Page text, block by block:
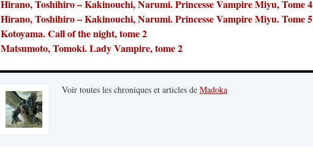
Hirano, Toshihiro – Kakinouchi, Narumi. Princesse Vampire Miyu, Tome 4
Hirano, Toshihiro – Kakinouchi, Narumi. Princesse Vampire Miyu. Tome 5
Kotoyama. Call of the night, tome 2
Matsumoto, Tomoki. Lady Vampire, tome 2
Voir toutes les chroniques et articles de Madoka